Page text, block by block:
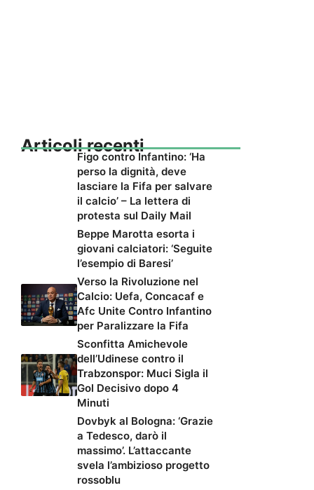
Articoli recenti
Figo contro Infantino: ‘Ha
perso la dignità, deve
lasciare la Fifa per salvare
il calcio’ – La lettera di
protesta sul Daily Mail
Beppe Marotta esorta i
giovani calciatori: ‘Seguite
l’esempio di Baresi’
Verso la Rivoluzione nel
Calcio: Uefa, Concacaf e
Afc Unite Contro Infantino
per Paralizzare la Fifa
Sconfitta Amichevole
dell’Udinese contro il
Trabzonspor: Muci Sigla il
Gol Decisivo dopo 4
Minuti
Dovbyk al Bologna: ‘Grazie
a Tedesco, darò il
massimo’. L’attaccante
svela l’ambizioso progetto
rossoblu